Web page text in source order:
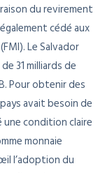
du revirement
cédé aux
Le Salvador
31 milliards de
Pour obtenir des
avait besoin de
une condition claire
monnaie
l’adoption du